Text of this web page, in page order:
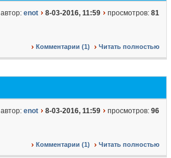
автор: enot 8-03-2016, 11:59 просмотров: 81
Комментарии (1) Читать полностью
автор: enot 8-03-2016, 11:59 просмотров: 96
Комментарии (1) Читать полностью